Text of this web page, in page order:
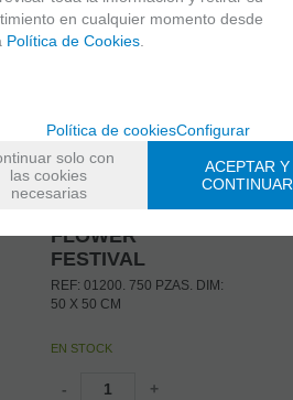
AÑADIR A CESTA
01200
ART & SOUL -
FLOWER
FESTIVAL
REF: 01200. 750 PZAS. DIM:
50 X 50 CM
EN STOCK
- +
en cualquier momento desde
Política de Cookies
Política de cookiesConfigurar
solo con
las cookies
necesarias
ACEPTAR Y
CONTINUAR